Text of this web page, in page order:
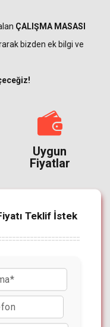
ÇALIŞMA MASASI
bizden ek bilgi ve
Uygun
Fiyatlar
Teklif İstek